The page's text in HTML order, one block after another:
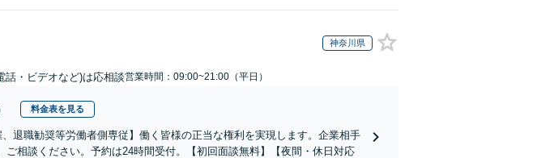
神奈川県
話・ビデオなど)は応相談営業時間：09:00~21:00（平日）
料金表を見る
退職勧奨等労働者側専従】働く皆様の正当な権利を実現します。企業相手
相談ください。予約は24時間受付。【初回面談無料】【夜間・休日対応